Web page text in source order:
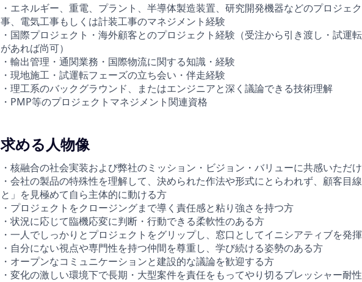
・エネルギー、重電、プラント、半導体製造装置、研究開発機器などのプロジェ
事、電気工事もしくは計装工事のマネジメント経験
・国際プロジェクト・海外顧客とのプロジェクト経験（受注から引き渡し・試運
があれば尚可）
・輸出管理・通関業務・国際物流に関する知識・経験
・現地施工・試運転フェーズの立ち会い・伴走経験
・理工系のバックグラウンド、またはエンジニアと深く議論できる技術理解
・PMP等のプロジェクトマネジメント関連資格
求める人物像
・核融合の社会実装および弊社のミッション・ビジョン・バリューに共感いただ
・会社の製品の特殊性を理解して、決められた作法や形式にとらわれず、顧客目
と」を見極めて自ら主体的に動ける方
・プロジェクトをクロージングまで導く責任感と粘り強さを持つ方
・状況に応じて臨機応変に判断・行動できる柔軟性のある方
・一人でしっかりとプロジェクトをグリップし、窓口としてイニシアティブを発
・自分にない視点や専門性を持つ仲間を尊重し、学び続ける姿勢のある方
・オープンなコミュニケーションと建設的な議論を歓迎する方
・変化の激しい環境下で長期・大型案件を責任をもってやり切るプレッシャー耐